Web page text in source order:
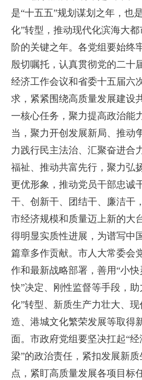
是“十五五”规划谋划之年，也
化”转型，推动现代化滨海大
阶的关键之年。各党组要始终
殷切嘱托，认真贯彻党的二十
经济工作会议和省委十五届六
求，紧紧围绕高质量发展建设
一核心任务，聚力提高政治能
当，聚力开创发展新局、推动
力践行民主法治、汇聚奋进合
福祉、推动共富先行，聚力弘
更优形象，推动党员干部忠诚
干、创新干、团结干、廉洁干
市经济规模和质量迈上新的大
得明显实质性进展，为谱写中
篇章多作贡献。市人大常委会
作和最新战略部署，善用“小快
快”决定、刚性监督等手段，助
化”转型、新质生产力壮大、
造、港城文化繁荣发展等取得
面。市政府党组要坚决扛起“
梁”的政治责任，紧扣发展新
点，紧盯高质量发展各项目标